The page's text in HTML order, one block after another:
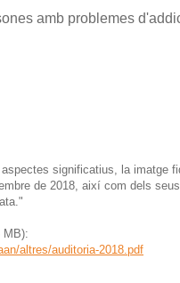
amb problemes
significatius, la imatge
de 2018, així com dels
MB):
altres/auditoria-2018.pdf